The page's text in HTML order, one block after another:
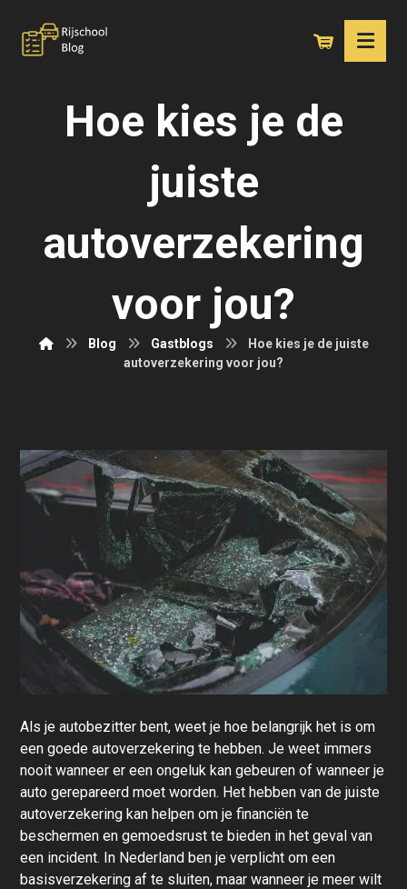
Hoe kies je de
juiste
autoverzekering
voor jou?
Blog Gastblogs
Hoe kies je de juiste
autoverzekering voor jou?
Als je autobezitter bent, weet je hoe belangrijk het is om
een goedeautoverzekering te hebben. Je weet immers
nooit wanneer er een ongeluk kan gebeuren of wanneer je
auto gerepareerd moet worden. Het hebben van de juiste
autoverzekering kan helpen om je financiën te
beschermen en gemoedsrust te bieden in het geval van
een incident. In Nederland ben je verplicht om een
basisverzekering af te sluiten, maar wanneer je meer wilt